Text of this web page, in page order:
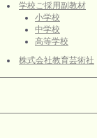
学校ご採用副教材
小学校
中学校
高等学校
株式会社教育芸術社